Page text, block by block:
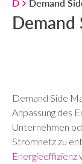
D Demand
Demand
Demand Side
Anpassung des
Unternehmen
Stromnetz zu
Energieeffizienz